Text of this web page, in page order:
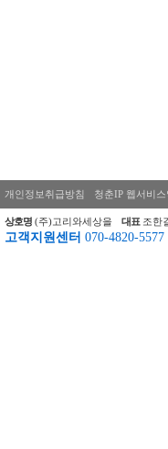
개인정보취급방침 청춘IP 웹서비
상호명 (주)고리와세상을 대표 조한
고객지원센터 070-4820-5577